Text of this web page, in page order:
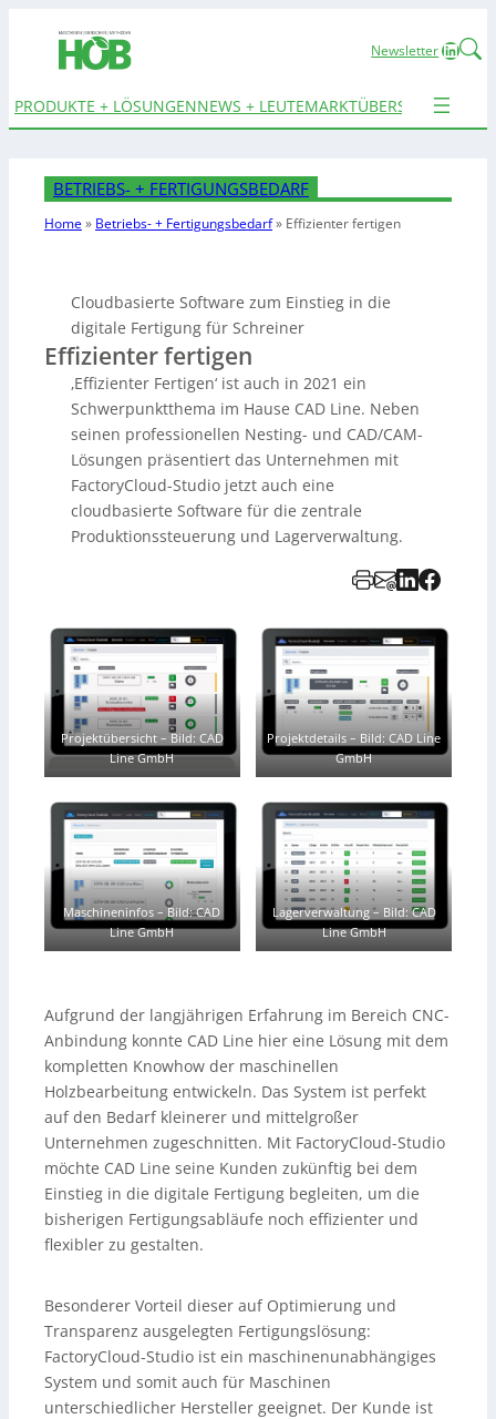
Newsletter
PRODUKTE + LÖSUNGENNEWS + LEUTEMARKTÜBERSICHTEN
BETRIEBS- + FERTIGUNGSBEDARF
Home» Betriebs- + Fertigungsbedarf» Effizienter fertigen
Cloudbasierte Software zum Einstieg in die
digitale Fertigung für Schreiner
Effizienter fertigen
‚Effizienter Fertigen‘ ist auch in 2021 ein
Schwerpunktthema im Hause CAD Line. Neben
seinen professionellen Nesting- und CAD/CAM-
Lösungen präsentiert das Unternehmen mit
FactoryCloud-Studio jetzt auch eine
cloudbasierte Software für die zentrale
Produktionssteuerung und Lagerverwaltung.
Projektübersicht–Bild: CAD
Line GmbH
Projektdetails – Bild: CAD Line
GmbH
Maschineninfos –Bild: CAD
Line GmbH
Lagerverwaltung– Bild: CAD
Line GmbH
Aufgrund der langjährigen Erfahrung im Bereich CNC-
Anbindung konnte CAD Line hier eine Lösung mit dem
kompletten Knowhow der maschinellen
Holzbearbeitung entwickeln. Das System ist perfekt
auf den Bedarf kleinerer und mittelgroßer
Unternehmen zugeschnitten. Mit FactoryCloud-Studio
möchte CAD Line seine Kunden zukünftig bei dem
Einstieg in die digitale Fertigung begleiten, um die
bisherigen Fertigungsabläufe noch effizienter und
flexibler zu gestalten.
Besonderer Vorteil dieser auf Optimierung und
Transparenz ausgelegten Fertigungslösung:
FactoryCloud-Studio ist ein maschinenunabhängiges
System und somit auch für Maschinen
unterschiedlicher Hersteller geeignet. Der Kunde ist